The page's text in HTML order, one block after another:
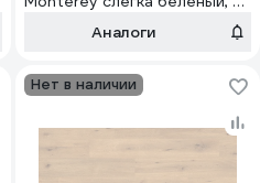
класс, толщина 8 мм, 2.493
Аналоги
Нет в наличии